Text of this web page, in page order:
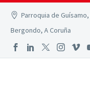
Parroquia de
Bergondo, A Coruña